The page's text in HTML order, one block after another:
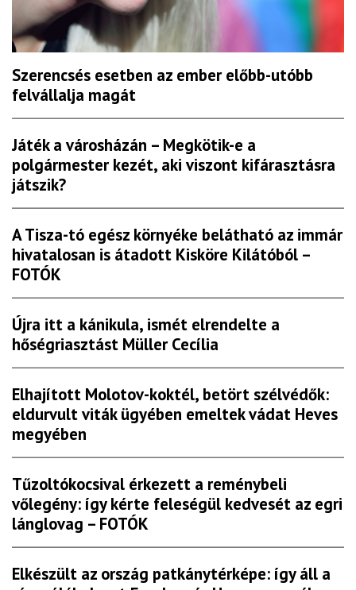
Szerencsés esetben az ember előbb-utóbb
felvállalja magát
Játék a városházán – Megkötik-e a
polgármester kezét, aki viszont kifárasztásra
játszik?
A Tisza-tó egész környéke belátható az immár
hivatalosan is átadott Kisköre Kilátóból –
FOTÓK
Újra itt a kánikula, ismét elrendelte a
hőségriasztást Müller Cecília
Elhajított Molotov-koktél, betört szélvédők:
eldurvult viták ügyében emeltek vádat Heves
megyében
Tűzoltókocsival érkezett a reménybeli
vőlegény: így kérte feleségül kedvesét az egri
lánglovag – FOTÓK
Elkészült az ország patkánytérképe: így áll a